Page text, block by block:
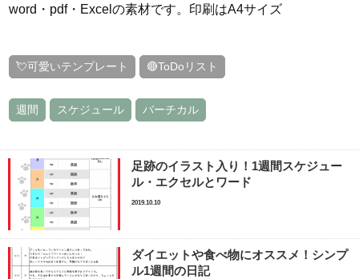
word・pdf・Excelの素材です。印刷はA4サイズ
💘可愛いテンプレート 🔴ToDoリスト
週間 スケジュール バーチカル
足跡のイラスト入り！1週間スケジュー
ル・エクセルとワード
2019.10.10
ダイエットや食べ物にオススメ！シンプ
ル1週間の日記